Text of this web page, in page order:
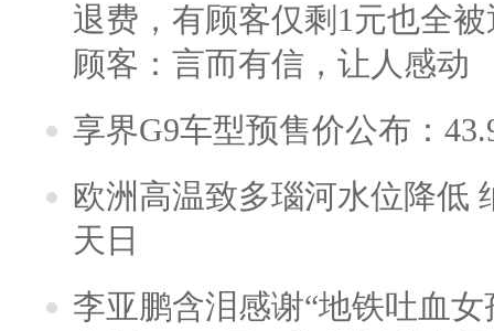
退费，有顾客仅剩1元也全
顾客：言而有信，让人感动
享界G9车型预售价公布：
欧洲高温致多瑙河水位降低
天日
李亚鹏含泪感谢“地铁吐血